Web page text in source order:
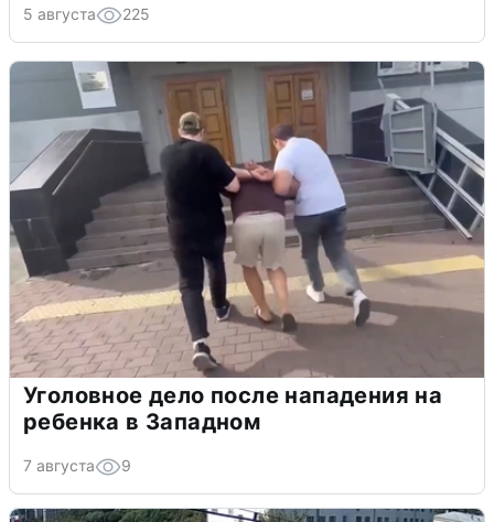
5 августа 225
Уголовное дело после нападения на
ребенка в Западном
7 августа 9